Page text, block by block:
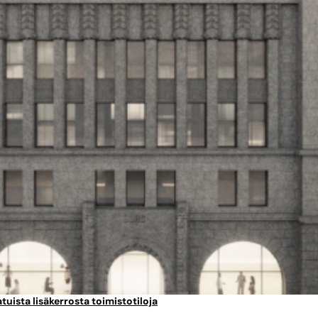
lisäkerrosta toimistotiloja